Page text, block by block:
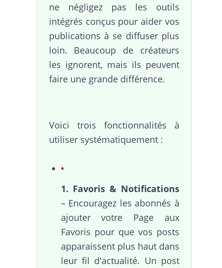
ne négligez pas les outils
intégrés conçus pour aider vos
publications à se diffuser plus
loin. Beaucoup de créateurs
les ignorent, mais ils peuvent
faire une grande différence.
Voici trois fonctionnalités à
utiliser systématiquement :
1. Favoris & Notifications
– Encouragez les abonnés à
ajouter votre Page aux
Favoris pour que vos posts
apparaissent plus haut dans
leur fil d'actualité. Un post